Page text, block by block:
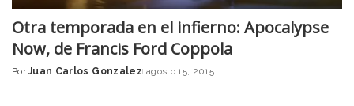
Otra temporada en el infierno: Apocalypse
Now, de Francis Ford Coppola
Posted
Por Juan Carlos Gonzalez agosto 15, 2015